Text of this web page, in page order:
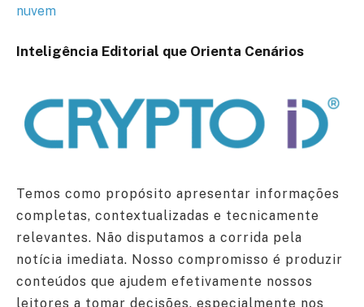
nuvem
Inteligência Editorial que Orienta Cenários
Temos como propósito apresentar informações
completas, contextualizadas e tecnicamente
relevantes. Não disputamos a corrida pela
notícia imediata. Nosso compromisso é produzir
conteúdos que ajudem efetivamente nossos
leitores a tomar decisões, especialmente nos